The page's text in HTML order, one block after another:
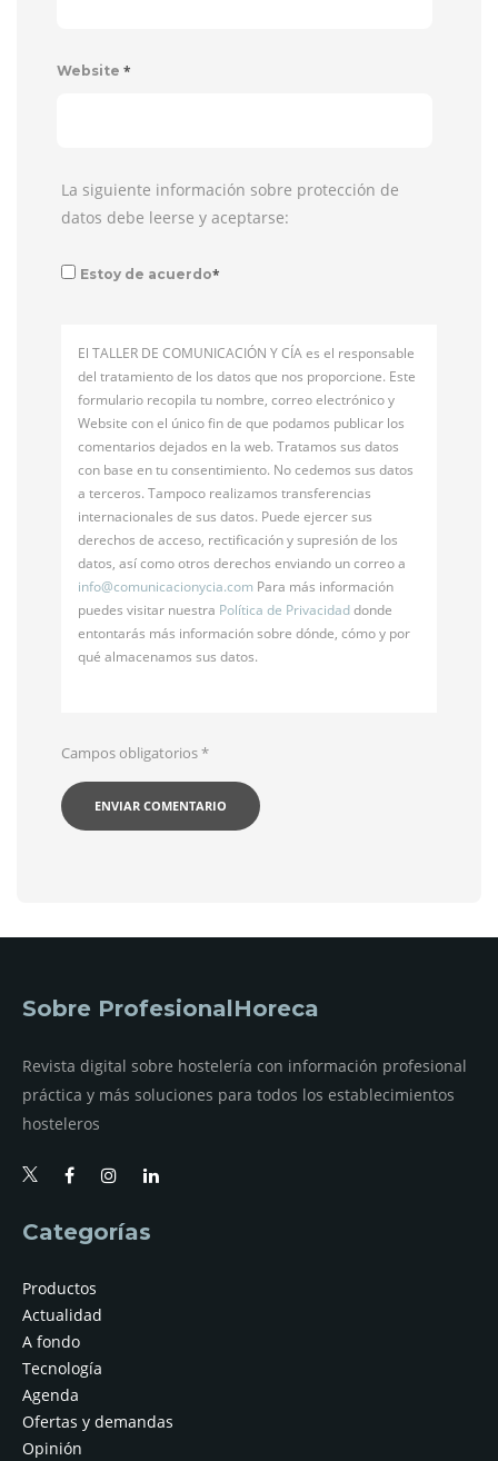
Website *
La siguiente información sobre protección de
datos debe leerse y aceptarse:
Estoy de acuerdo*
El TALLER DE COMUNICACIÓN Y CÍA es el responsable
del tratamiento de los datos que nos proporcione. Este
formulario recopila tu nombre, correo electrónico y
Website con el único fin de que podamos publicar los
comentarios dejados en la web. Tratamos sus datos
con base en tu consentimiento. No cedemos sus datos
a terceros. Tampoco realizamos transferencias
internacionales de sus datos. Puede ejercer sus
derechos de acceso, rectificación y supresión de los
datos, así como otros derechos enviando un correo a
info@comunicacionycia.com Para más información
puedes visitar nuestra Política de Privacidaddonde
entontarás más información sobre dónde, cómo y por
qué almacenamos sus datos.
Campos obligatorios*
Sobre ProfesionalHoreca
Revista digital sobre hostelería con información profesional
práctica y más soluciones para todos los establecimientos
hosteleros
Categorías
Productos
Actualidad
A fondo
Tecnología
Agenda
Ofertas y demandas
Opinión